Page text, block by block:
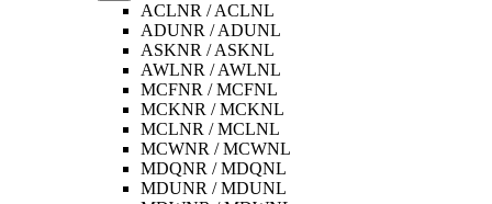
ACLNR / ACLNL
ADUNR / ADUNL
ASKNR / ASKNL
AWLNR / AWLNL
MCFNR / MCFNL
MCKNR / MCKNL
MCLNR / MCLNL
MCWNR / MCWNL
MDQNR / MDQNL
MDUNR / MDUNL